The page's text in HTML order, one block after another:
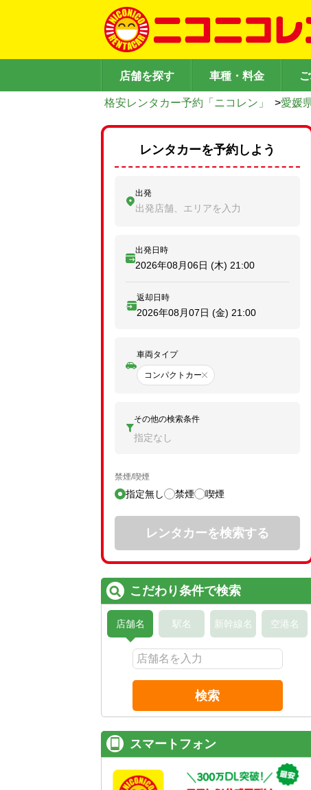
店舗を探す 車種・料金
格安レンタカー予約「ニコレン」 >愛媛
レンタカーを予約しよう
出発
出発店舗、エリアを入力
出発日時
2026年08月06日 (木) 21:00
返却日時
2026年08月07日 (金) 21:00
車両タイプ
コンパクトカー
その他の検索条件
指定なし
禁煙/喫煙
指定無し 禁煙 喫煙
レンタカーを検索する
こだわり条件で検索
店舗名 駅名 新幹線名 空港名
検索
スマートフォン